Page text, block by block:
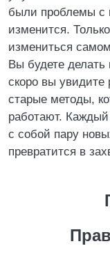
были проблемы с
изменится.
измениться
Вы будете
скоро вы увидите
старые методы,
работают.
с собой пару
превратится в